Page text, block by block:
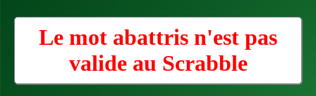
Le mot abattris n'est pas
valide au Scrabble